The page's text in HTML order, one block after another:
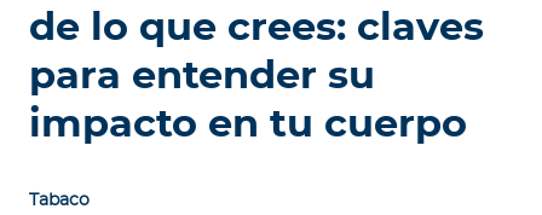
g
de lo que crees: claves
para entender su
impacto en tu cuerpo
Tabaco